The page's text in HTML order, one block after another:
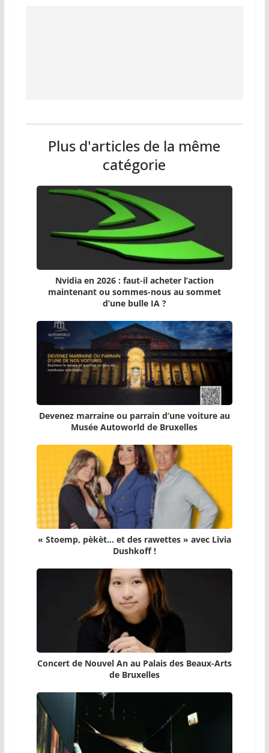
Plus d'articles de la même
catégorie
Nvidia en 2026 : faut-il acheter l’action
maintenant ou sommes-nous au sommet
d’une bulle IA ?
Devenez marraine ou parrain d’une voiture au
Musée Autoworld de Bruxelles
« Stoemp, pèkèt… et des rawettes » avec Livia
Dushkoff !
Concert de Nouvel An au Palais des Beaux-Arts
de Bruxelles